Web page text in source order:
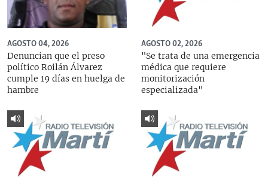
AGOSTO 04, 2026
Denuncian que el preso
político Roilán Álvarez
cumple 19 días en huelga de
hambre
AGOSTO 02, 2026
"Se trata de una emergencia
médica que requiere
monitorización
especializada"